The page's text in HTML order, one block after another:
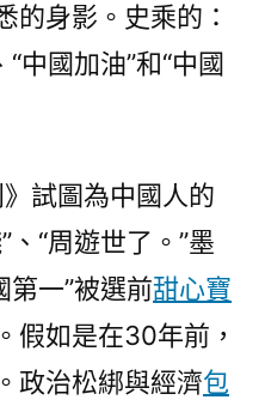
的身影。史乘的：
中國加油”和“中國
試圖為中國人的
、“周遊世了。”墨
第一”被選前甜心寶
。假如是在30年前，
政治松綁與經濟包